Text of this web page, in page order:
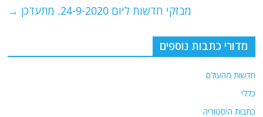
k
מבזקי חדשות ליום 24-9-2020. מתעדכן →
מדורי כתבות נוספים
חדשות מהעולם
כללי
כתבות היסטוריה